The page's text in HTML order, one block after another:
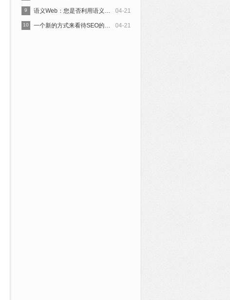
04-21
9 语义Web：您是否利用语义搜索吗？
04-21
10 一个新的方式来看待SEO的演变